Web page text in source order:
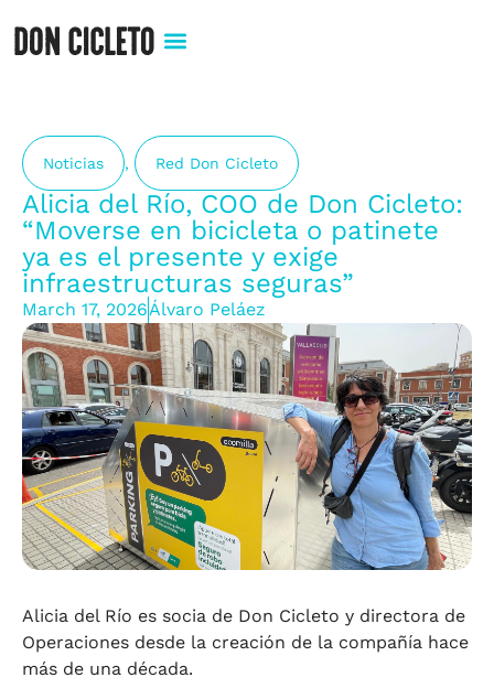
Noticias , Red Don Cicleto
Alicia del Río, COO de Don Cicleto:
“Moverse en bicicleta o patinete
ya es el presente y exige
infraestructuras seguras”
March 17, 2026Álvaro Peláez
Alicia del Río es socia de Don Cicleto y directora de
Operaciones desde la creación de la compañía hace
más de una década.